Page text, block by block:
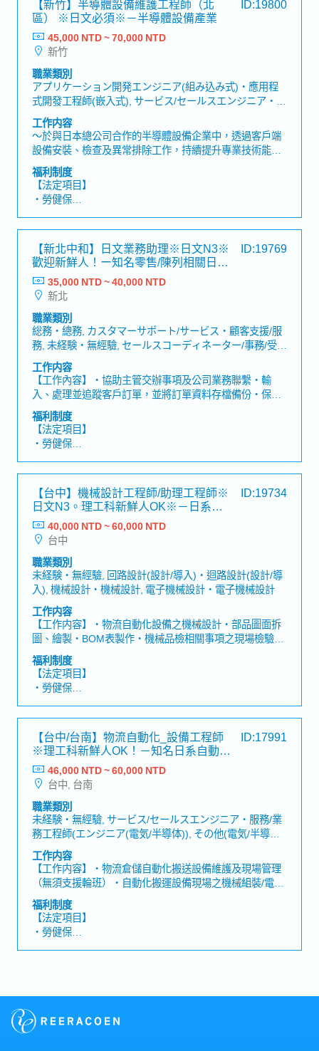
【新竹】半導體設備維護工程師（北
區） ※日文必須※－半導體設備產業
ID:19800
45,000 NTD ~ 70,000 NTD
新竹
職業類別
アプリケーション開発エンジニア(組み込み式)・應用程
式開發工程師(嵌入式), サービス/セールスエンジニア・服
務/業務工程師(エンジニア(電気/半導体)), サービス/セー
ルスエンジニア・服務/業務工程師(エンジニア(機械))
工作内容
～於與日本總公司合作的半導體設備企業中，透過客戶端
設備安裝、檢查及異常排除工作，持續提升專業技術能力
～【工作內容】・於客戶端進行新設備及系統安裝與動作
測試・製作設備安裝及測試結果報告・設備或系統發生異
常時，進行檢查、原因確認及維修・製作異常內容及處理
結果報告・確認客戶端設備需求及規格・將客戶需求提供
業務部門及日本總公司・進行PLC、控制系統及相關設備
的保養與故障排除・前往台灣全區客戶端出差並提供技術
支援【魅力】・可累積半導體製造設備安裝、保養及異常
處理等完整經驗。・公司提供國內、日本及馬來西亞教育
訓練。・可依工作經驗及相關資格獲得薪資優遇。・依個
人意願及工作表現，有機會成為集團儲備幹部或前往日本
總公司工作。【產品／服務內容】・半導體製造設備・設
備控制系統・設備安裝、維護及技術支援服務
福利制度
【法定項目】
・勞健保
・各種休假（特別休假、婚假、喪假、生理假、產檢假、
陪產假、產假、育嬰假）
・退休金
【公司福利】
・年終獎金（合計平均2,5か月）、三節禮金、永年勤續獎
金
・員工團體保險、差旅平安保險
・員工健康檢查
・員工旅遊
・配發業務手機
・在職教育訓練
・伙食津貼
【新北中和】日文業務助理※日文N3※
歡迎新鮮人！ー知名零售/陳列相關日商
企業
ID:19769
35,000 NTD ~ 40,000 NTD
新北
職業類別
総務・總務, カスタマーサポート/サービス・顧客支援/服
務, 未経験・無經驗, セールスコーディネーター/事務/受
付・業務/內勤/窗口
工作内容
【工作內容】・協助主管交辦事項及公司業務聯繫・輸
入、處理並追蹤客戶訂單，並將訂單資料存檔備份・保持
與客戶間之聯繫，回覆e-mail，並確認交貨期・提供出貨
文件，協助業務人員控管出貨，並處理進出口事宜・協助
業務人員處理銷售業務相關之公司內部行政作業
福利制度
【法定項目】
・勞健保
・各種休假（特別休假、婚假、喪假、生理假、產檢假、
陪產假、產假、育嬰假）
・退休金
【公司福利】
・年終獎金
・證照獎金、設置獎金
・出差津貼、開工紅包
・人事考評
・婚喪喜慶補助金、生育津貼
・健康檢查
・業務人員可使用公務機/公司車
・不定期部門聚餐
・員工優惠
・福利假2日
【台中】機械設計工程師/助理工程師※
日文N3。理工科新鮮人OK※－日系機
械設備商
ID:19734
40,000 NTD ~ 60,000 NTD
台中
職業類別
未経験・無經驗, 回路設計(設計/導入)・迴路設計(設計/導
入), 機械設計・機械設計, 電子機械設計・電子機械設計
工作内容
【工作内容】・物流自動化設備之機械設計・部品圖面拆
圖、繪製・BOM表製作・機械品檢相關事項之現場檢驗・
建立技術文件手冊※非常態出差(一年數次, 客戶端之工廠
現場或供應商現場)【魅力】・於商品業界市占率世界第
一，可學習到深厚產業知識及接觸客多間知名企業・公司
內部福利制度完善且職涯規劃明確，可不斷向上成長
福利制度
【法定項目】
・勞健保
・各種休假（特別休假、婚假、喪假、生理假、產檢假、
陪產假、產假、育嬰假）
・退休金
【公司福利】
・年中及年終獎金
・三節禮金/生日禮金/出差津貼
・結婚、生育禮金或各項慰問金
・三天暑假、家庭照顧彈性措施
・完整人事考核與年度調薪制度
・年度健康檢查、每季健康諮詢、定期健康講座
【台中/台南】物流自動化_設備工程師
※理工科新鮮人OK！－知名日系自動化
機械設備商
ID:17991
46,000 NTD ~ 60,000 NTD
台中, 台南
職業類別
未経験・無經驗, サービス/セールスエンジニア・服務/業
務工程師(エンジニア(電気/半導体)), その他(電気/半導体)
エンジニア・其他(電機/半導體)工程師, サービス/セール
スエンジニア・服務/業務工程師(エンジニア(機械)), その
他(機械)エンジニア・其他(機械)工程師
工作内容
【工作内容】・物流倉儲自動化搬送設備維護及現場管理
（無須支援輪班）・自動化搬運設備現場之機械組裝/電氣
配線/調整作業之專案工程進度控管・現場人員及協力廠商
之控管及指導・與協力廠商共同安裝、調整作業・現場工
事例報表及確認表等資料製作和記録留存・執行高架作
業・協助組內oncall對應・台灣各地科學園區出差支援・
工安管理或文書資料作業・ 其他交辦事項※需要oncall對
力】・於商品業界市占率世界第一，可學習到深厚產業知
識及接觸客多間知名企業・公司內部福利制度完善且職涯
規劃明確，可不斷向上成長
福利制度
【法定項目】
・勞健保
【公司福利】
・年中及年終獎金